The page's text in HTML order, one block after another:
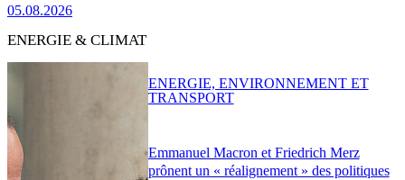
05.08.2026
ENERGIE & CLIMAT
Emmanuel Macron et Friedrich Merz
prônent un « réalignement » des politiques
ENERGIE, ENVIRONNEMENT ET
TRANSPORT